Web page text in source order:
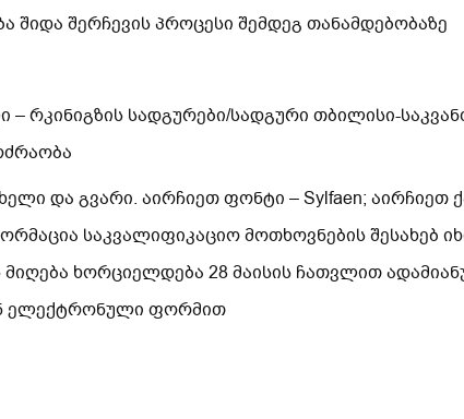
შიდა შერჩევის პროცესი შემდეგ თანამდებობაზე
რკინიგზის სადგურები/სადგური თბილისი-
და გვარი. აირჩიეთ ფონტი – Sylfaen; აირჩიეთ
საკვალიფიკაციო მოთხოვნების შესახებ
ხორციელდება 28 მაისის ჩათვლით
ელექტრონული ფორმით